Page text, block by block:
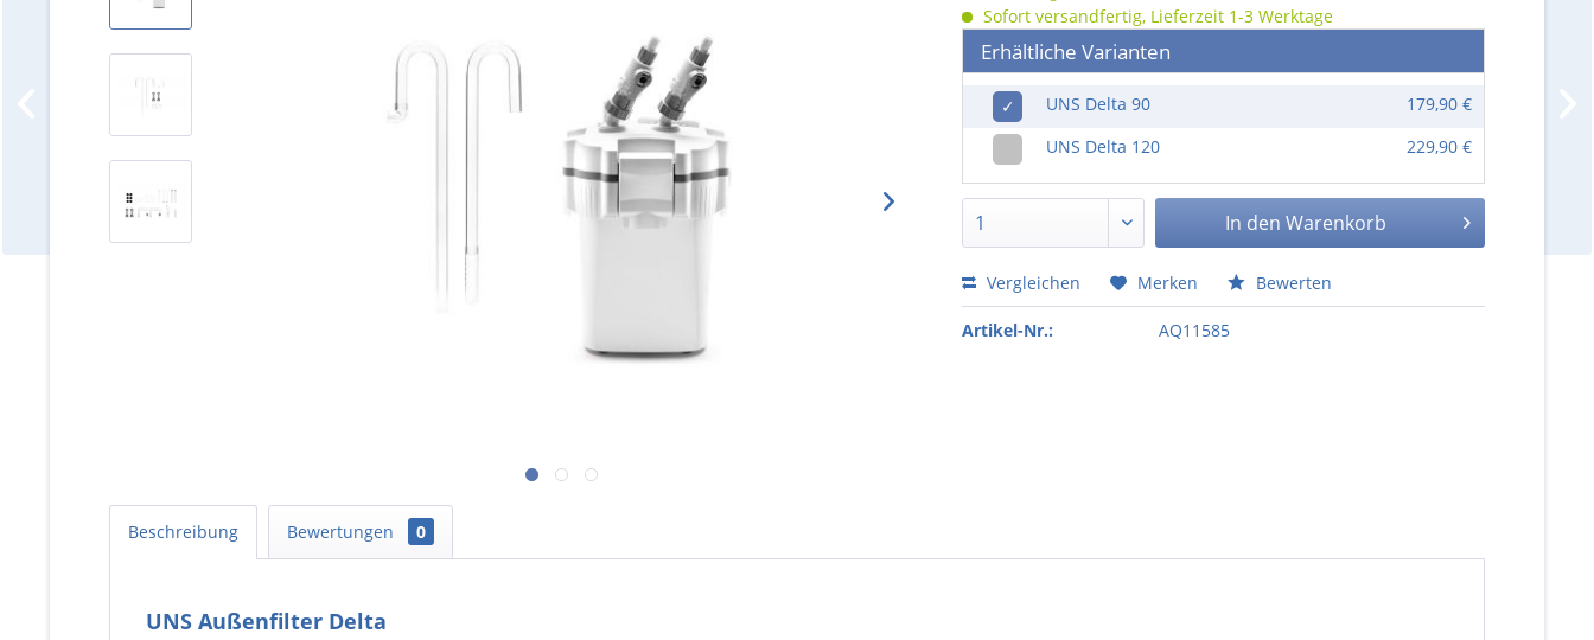
Sofort versandfertig, Lieferzeit 1-3 Werktage
Erhältliche Varianten
✓ UNS Delta 90
179,90 €
UNS Delta 120
229,90 €
In den Warenkorb
Vergleichen Merken Bewerten
Artikel-Nr.: AQ11585
Beschreibung Bewertungen 0
UNS Außenfilter Delta